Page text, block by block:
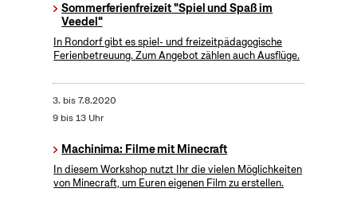
Sommerferienfreizeit "Spiel und Spaß im
Veedel"
In Rondorf gibt es spiel- und freizeitpädagogische
Ferienbetreuung. Zum Angebot zählen auch Ausflüge.
3. bis7.8.2020
9 bis 13 Uhr
Machinima: Filme mit Minecraft
In diesem Workshop nutzt Ihr die vielen Möglichkeiten
von Minecraft, um Euren eigenen Film zu erstellen.